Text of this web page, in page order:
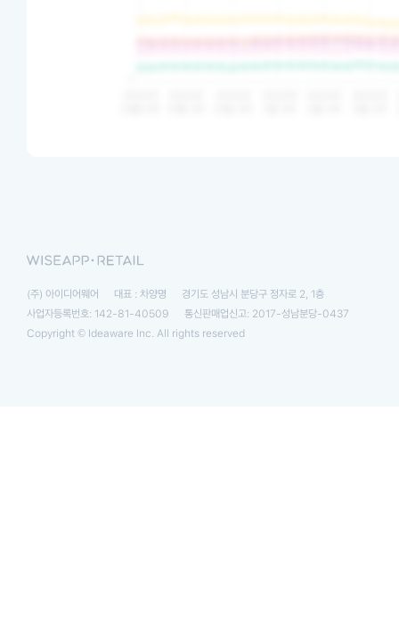
(주) 아이디어웨어 대표 : 차양명
경기도 성남시 분당구 정자로 2, 1층
사업자등록번호: 142-81-40509
통신판매업신고: 2017-성남분당-0437
Copyright © Ideaware Inc. All rights reserved